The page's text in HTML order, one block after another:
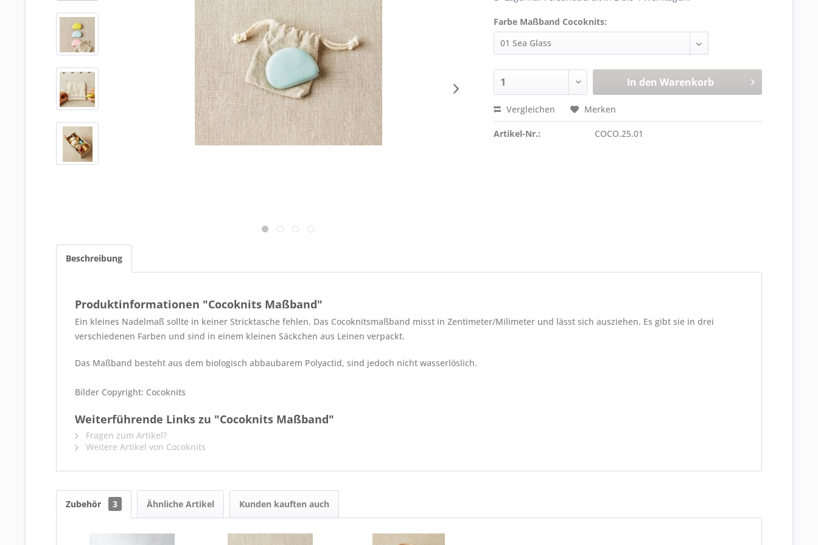
Farbe Maßband Cocoknits:
In den Warenkorb
Vergleichen Merken
Artikel-Nr.: COCO.25.01
Beschreibung
Produktinformationen "Cocoknits Maßband"
Ein kleines Nadelmaß sollte in keiner Stricktasche fehlen. Das Cocoknitsmaßband misst in Zentimeter/Milimeter und lässt sich ausziehen. Es gibt sie in drei
verschiedenen Farben und sind in einem kleinen Säckchen aus Leinen verpackt.
Das Maßband besteht aus dem biologisch abbaubarem Polyactid, sind jedoch nicht wasserlöslich.
Bilder Copyright: Cocoknits
Weiterführende Links zu "Cocoknits Maßband"
Fragen zum Artikel?
Weitere Artikel von Cocoknits
Zubehör 3 Ähnliche Artikel Kunden kauften auch